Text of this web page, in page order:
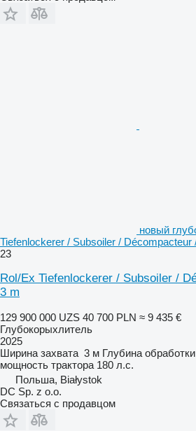
новый
Tiefenlockerer / Subsoiler / Décompacteur
23
Rol/Ex Tiefenlockerer / Subsoiler /
3 m
129 900 000 UZS 40 700 PLN ≈ 9 435 €
Глубокорыхлитель
2025
Ширина захвата 3 м Глубина обработки
мощность трактора 180 л.с.
Польша, Białystok
DC Sp. z o.o.
Связаться с продавцом